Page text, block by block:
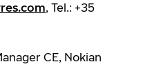
, Tel.: +35
CE, Nokian